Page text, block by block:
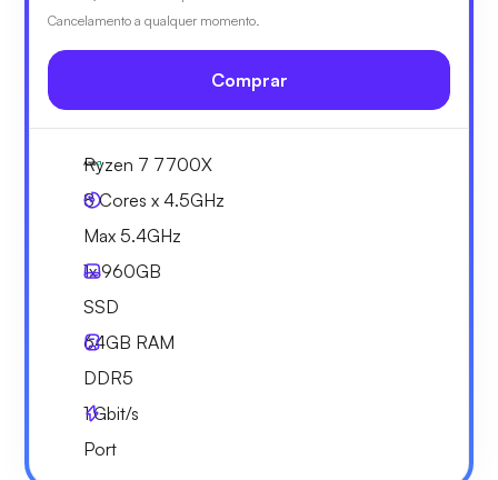
Cancelamento a qualquer momento.
Comprar
Ryzen 7 7700X
8 Cores x 4.5GHz
Max 5.4GHz
1x960GB
SSD
64GB RAM
DDR5
1Gbit/s
Port